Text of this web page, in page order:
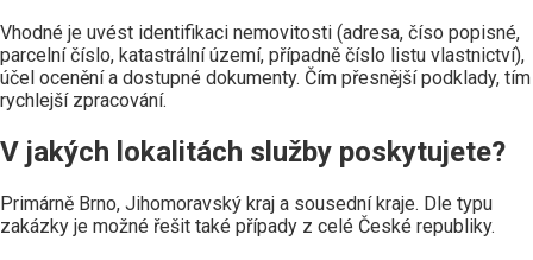
Vhodné je uvést identifikaci nemovitosti (adresa, číso popisné,
parcelní číslo, katastrální území, případně číslo listu vlastnictví),
účel ocenění a dostupné dokumenty. Čím přesnější podklady, tím
rychlejší zpracování.
V jakých lokalitách služby poskytujete?
Primárně Brno, Jihomoravský kraj a sousední kraje. Dle typu
zakázky je možné řešit také případy z celé České republiky.